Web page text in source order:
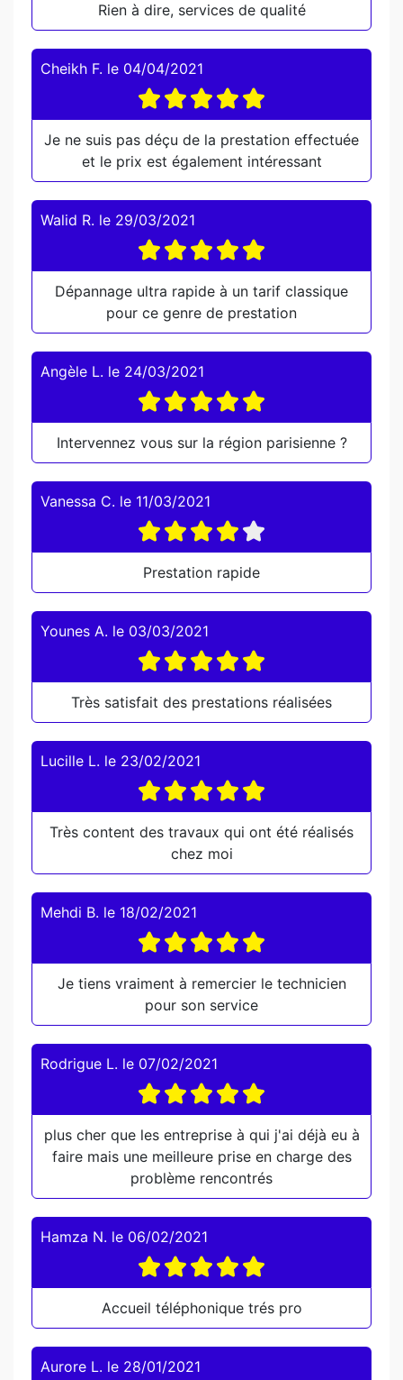
Rien à dire, services de qualité
Cheikh F. le 04/04/2021
Je ne suis pas déçu de la prestation effectuée
et le prix est également intéressant
Walid R. le 29/03/2021
Dépannage ultra rapide à un tarif classique
pour ce genre de prestation
Angèle L. le 24/03/2021
Intervennez vous sur la région parisienne ?
Vanessa C. le 11/03/2021
Prestation rapide
Younes A. le 03/03/2021
Très satisfait des prestations réalisées
Lucille L. le 23/02/2021
Très content des travaux qui ont été réalisés
chez moi
Mehdi B. le 18/02/2021
Je tiens vraiment à remercier le technicien
pour son service
Rodrigue L. le 07/02/2021
plus cher que les entreprise à qui j'ai déjà eu à
faire mais une meilleure prise en charge des
problème rencontrés
Hamza N. le 06/02/2021
Accueil téléphonique trés pro
Aurore L. le 28/01/2021